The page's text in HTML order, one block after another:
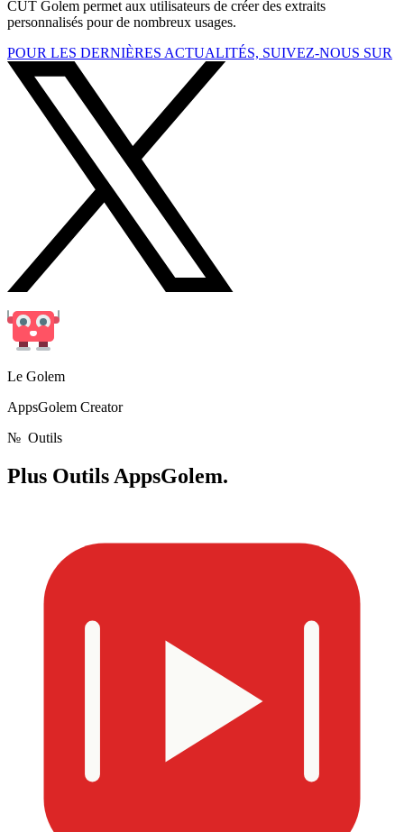
CUT Golem permet aux utilisateurs de créer des extraits
personnalisés pour de nombreux usages.
POUR LES DERNIÈRES ACTUALITÉS, SUIVEZ-NOUS SUR
Le Golem
AppsGolem Creator
№ Outils
Plus Outils AppsGolem.